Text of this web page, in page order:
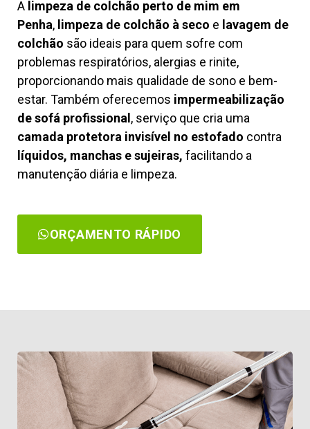
A limpeza de colchão perto de mim em
Penha, limpeza de colchão à seco e lavagem de
colchão são ideais para quem sofre com
problemas respiratórios, alergias e rinite,
proporcionando mais qualidade de sono e bem-
estar. Também oferecemos impermeabilização
de sofá profissional , serviço que cria uma
camada protetora invisível no estofado contra
líquidos, manchas e sujeiras, facilitando a
manutenção diária e limpeza.
ORÇAMENTO RÁPIDO